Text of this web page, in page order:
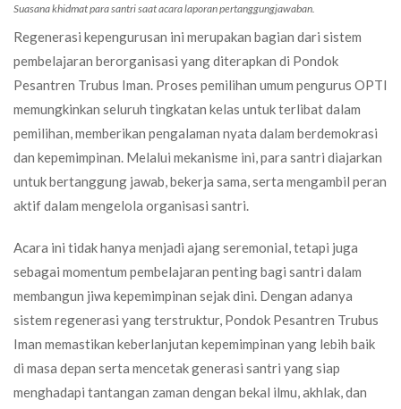
Suasana khidmat para santri saat acara laporan pertanggungjawaban.
Regenerasi kepengurusan ini merupakan bagian dari sistem
pembelajaran berorganisasi yang diterapkan di Pondok
Pesantren Trubus Iman. Proses pemilihan umum pengurus OPTI
memungkinkan seluruh tingkatan kelas untuk terlibat dalam
pemilihan, memberikan pengalaman nyata dalam berdemokrasi
dan kepemimpinan. Melalui mekanisme ini, para santri diajarkan
untuk bertanggung jawab, bekerja sama, serta mengambil peran
aktif dalam mengelola organisasi santri.
Acara ini tidak hanya menjadi ajang seremonial, tetapi juga
sebagai momentum pembelajaran penting bagi santri dalam
membangun jiwa kepemimpinan sejak dini. Dengan adanya
sistem regenerasi yang terstruktur, Pondok Pesantren Trubus
Iman memastikan keberlanjutan kepemimpinan yang lebih baik
di masa depan serta mencetak generasi santri yang siap
menghadapi tantangan zaman dengan bekal ilmu, akhlak, dan